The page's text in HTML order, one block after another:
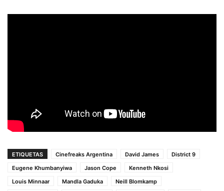
ETIQUETAS Cinefreaks Argentina David James
District 9
Eugene Khumbanyiwa
Jason Cope
Kenneth Nkosi
Louis Minnaar
Mandla Gaduka
Neill Blomkamp